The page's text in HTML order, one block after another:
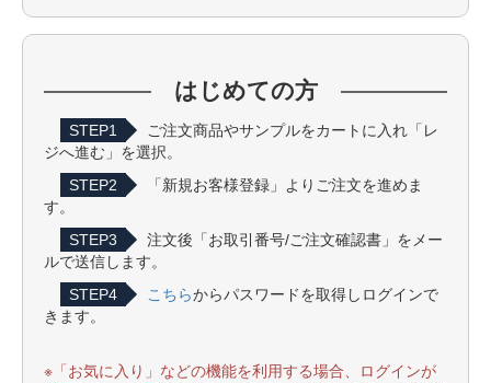
はじめての方
STEP1
ご注文商品やサンプルをカートに入れ「レ
ジへ進む」を選択。
STEP2
「新規お客様登録」よりご注文を進めま
す。
STEP3
注文後「お取引番号/ご注文確認書」をメー
ルで送信します。
STEP4
こちらからパスワードを取得しログインで
きます。
※「お気に入り」などの機能を利用する場合、ログインが